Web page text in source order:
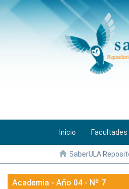
Inicio Facultades
SaberULA
Academia - Año 04 - Nº 7